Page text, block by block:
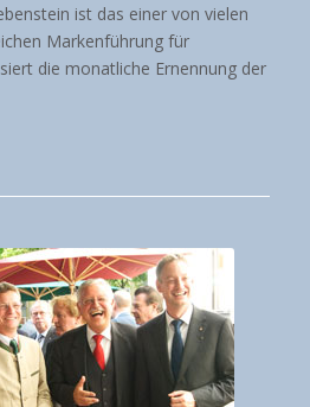
ist das einer von vielen
Markenführung für
die monatliche Ernennung der